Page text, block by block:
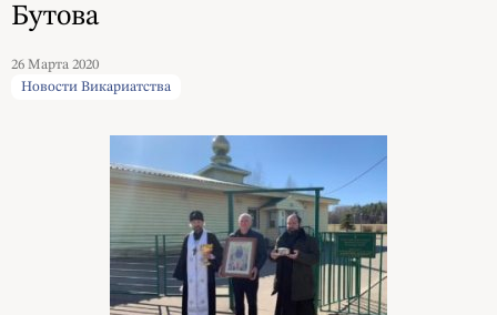
Бутова
26 Марта 2020
Новости Викариатства